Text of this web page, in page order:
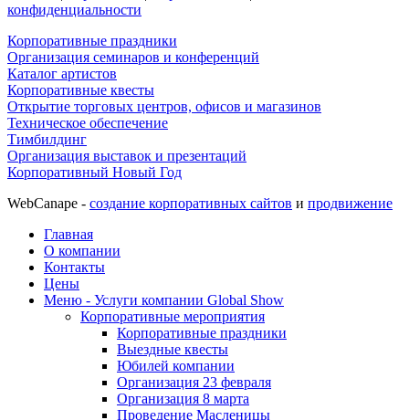
конфиденциальности
Корпоративные праздники
Организация семинаров и конференций
Каталог артистов
Корпоративные квесты
Открытие торговых центров, офисов и магазинов
Техническое обеспечение
Тимбилдинг
Организация выставок и презентаций
Корпоративный Новый Год
WebCanape - создание корпоративных сайтов и продвижение
Главная
О компании
Контакты
Цены
Меню - Услуги компании Global Show
Корпоративные мероприятия
Корпоративные праздники
Выездные квесты
Юбилей компании
Организация 23 февраля
Организация 8 марта
Проведение Масленицы